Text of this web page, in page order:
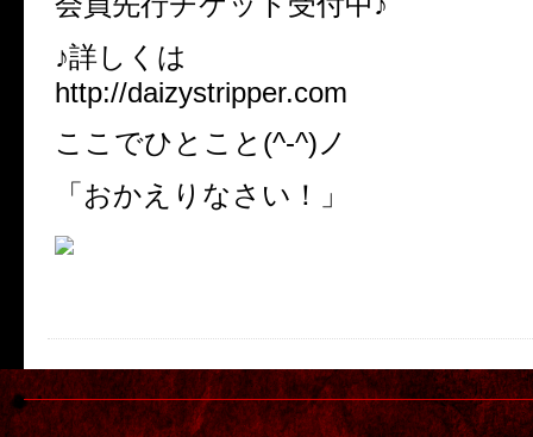
♪詳しくは
http://daizystripper.com
ここでひとこと(^-^)ノ
「おかえりなさい！」